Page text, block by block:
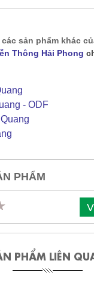
sản phẩm khác
Thông Hải Phong
- ODF
PHẨM
PHẨM LIÊN